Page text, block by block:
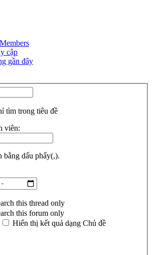
cập
gần đây
tìm trong tiêu đề
viên:
bằng dấu phẩy(,).
this thread only
this forum only
Hiển thị kết quả dạng Chủ đề